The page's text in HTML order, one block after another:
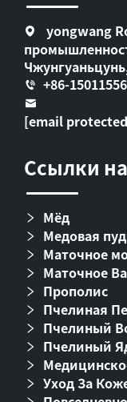
yongwang
+86-
[email
Ссылки
Мёд
Медовая
Маточное
Маточное
Прополис
Пчелиная
Пчелиный
Пчелиный
Уход За